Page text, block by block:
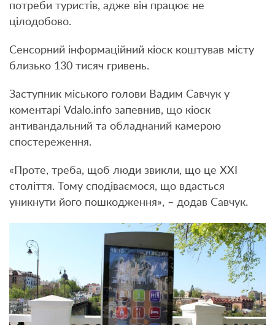
потреби туристів, адже він працює не
цілодобово.
Сенсорний інформаційний кіоск коштував місту
близько 130 тисяч гривень.
Заступник міського голови Вадим Савчук у
коментарі Vdalo.info запевнив, що кіоск
антивандальний та обладнаний камерою
спостереження.
«Проте, треба, щоб люди звикли, що це ХХІ
століття. Тому сподіваємося, що вдасться
уникнути його пошкодження», – додав Савчук.